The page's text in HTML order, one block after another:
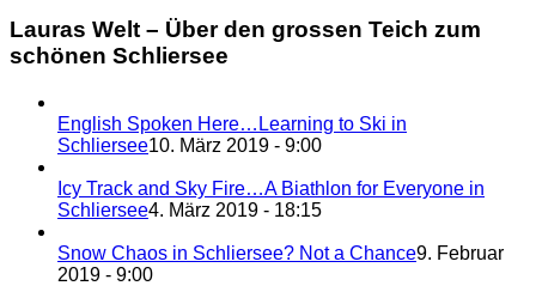
Lauras Welt – Über den grossen Teich zum
schönen Schliersee
English Spoken Here…Learning to Ski in
Schliersee10. März 2019 - 9:00
Icy Track and Sky Fire…A Biathlon for Everyone in
Schliersee4. März 2019 - 18:15
Snow Chaos in Schliersee? Not a Chance9. Februar
2019 - 9:00